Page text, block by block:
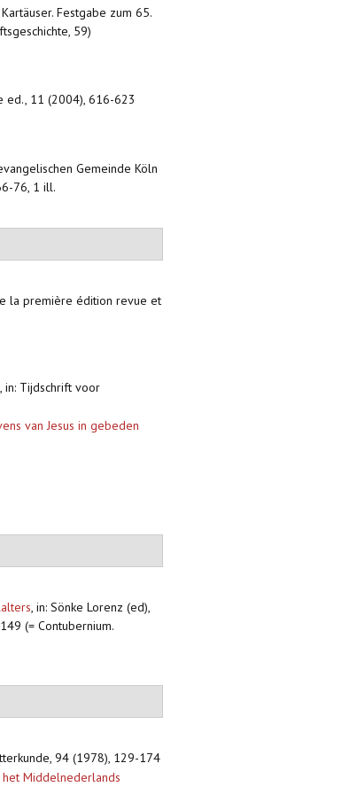
Festgabe zum 65.
59)
ed., 11 (2004), 616-623
Gemeinde Köln
76, 1 ill.
la première édition revue et
, in: Tijdschrift voor
van Jesus in gebeden
, in: Sönke Lorenz (ed),
(= Contubernium.
94 (1978), 129-174
het Middelnederlands